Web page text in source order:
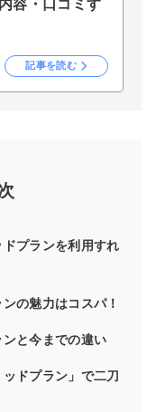
容・口コミす
記事を読む
プランを利用すれ
の魅力はコスパ！
と今までの違い
ドプラン」で二刀